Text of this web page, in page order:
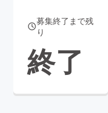
募集終了まで残
り
終了